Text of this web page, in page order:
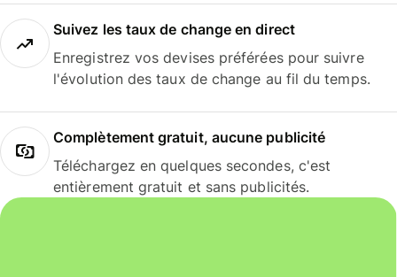
Suivez les taux de change en direct
Enregistrez vos devises préférées pour suivre
l'évolution des taux de change au fil du temps.
Complètement gratuit, aucune publicité
Téléchargez en quelques secondes, c'est
entièrement gratuit et sans publicités.